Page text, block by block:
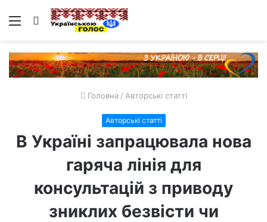
Меню Пошук
Головна / Авторські статті
Авторські статті
В Україні запрацювала нова
гаряча лінія для
консультацій з приводу
зниклих безвісти чи